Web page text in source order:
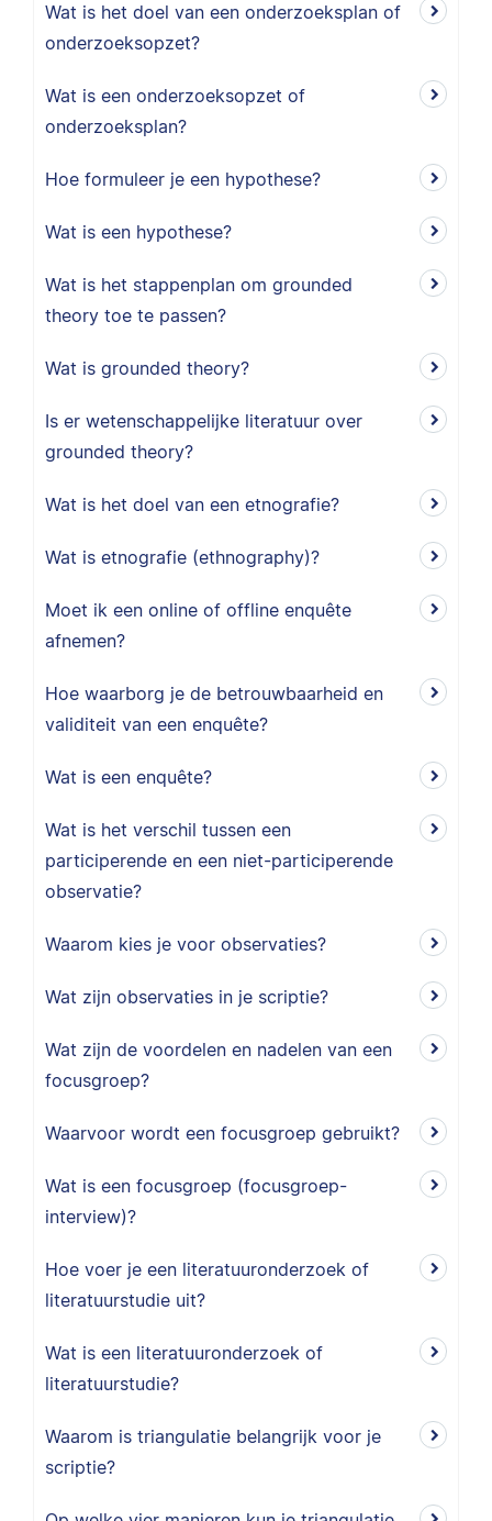
Wat is het doel van een onderzoeksplan of
onderzoeksopzet?
Wat is een onderzoeksopzet of
onderzoeksplan?
Hoe formuleer je een hypothese?
Wat is een hypothese?
Wat is het stappenplan om grounded
theory toe te passen?
Wat is grounded theory?
Is er wetenschappelijke literatuur over
grounded theory?
Wat is het doel van een etnografie?
Wat is etnografie (ethnography)?
Moet ik een online of offline enquête
afnemen?
Hoe waarborg je de betrouwbaarheid en
validiteit van een enquête?
Wat is een enquête?
Wat is het verschil tussen een
participerende en een niet-participerende
observatie?
Waarom kies je voor observaties?
Wat zijn observaties in je scriptie?
Wat zijn de voordelen en nadelen van een
focusgroep?
Waarvoor wordt een focusgroep gebruikt?
Wat is een focusgroep (focusgroep-
interview)?
Hoe voer je een literatuuronderzoek of
literatuurstudie uit?
Wat is een literatuuronderzoek of
literatuurstudie?
Waarom is triangulatie belangrijk voor je
scriptie?